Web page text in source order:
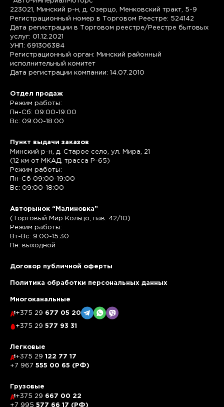
223021, Минский р-н, д. Озерцо, Менковский тракт, 5-9
Регистрационный номер в Торговом Реестре: 524142
Дата регистрации в Торговом реестре/Реестре бытовых
услуг: 01.12.2021
УНП: 691306384
Регистрационный орган: Минский районный
исполнительный комитет
Дата регистрации компании: 14.07.2010
Отдел продаж
Режим работы:
Пн-Сб: 09:00-19:00
Вс: 09:00-18:00
Пункт выдачи заказов
Минский р-н, д. Старое село, ул. Мира, 21
(12 км от МКАД, трасса P-65)
Режим работы:
Пн-Сб 09:00-19:00
Вс: 09:00-18:00
Авторынок “Малиновка”
(Торговый Мир Кольцо, пав. 42/10)
Режим работы:
Вт-Вс: 9:00-15:30
Пн: выходной
Договор публичной оферты
Политика обработки персональных данных
Многоканальные
+375 29 677 05 20
+375 29 577 93 31
Легковые
+375 29 122 77 17
+7 967 555 00 65 (РФ)
Грузовые
+375 29 667 00 22
+7 995 577 66 17 (РФ)